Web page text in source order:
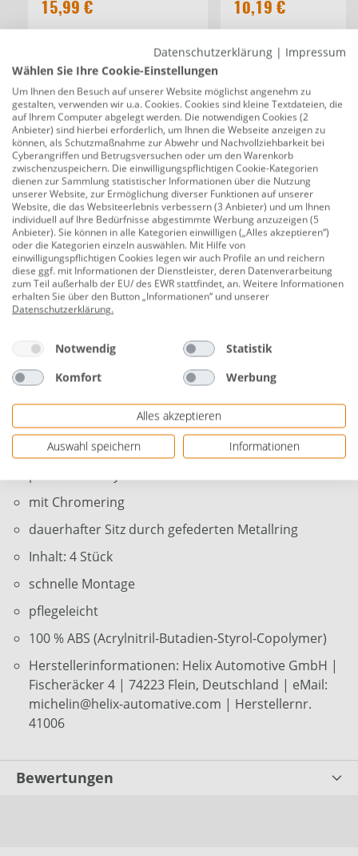
15,99 € 10,19 €
Michelin Radzierblenden Monique 38 cm
(15 Zoll) silber 4 Stück
Produktnummer:0680251912
Die Michelin Radzierblende Monique sorgt, dank des
integrierten Reflektors für zusätzliche Sicherheit im
Straßenverkehr. Das von Michelin patentierte System
ermöglicht während der Nacht und in den dunkleren
Jahreszeiten eine bessere visuelle Wahrnehmung der
anderen Fahrzeuge. Das NVS (Night-Vision-Security)-
System, welches unauffällig in die Mitte der Radkappe
integriert ist, reflektiert das Licht der Scheinwerfer von
Fahrzeugen, die sich Ihnen von der Seite her nähern.
Mit einem getesteten Reflektionsvermögen von bis zu
100 Metern, trägt das NVS-System zu einer deutlichen
Verbesserung der seitlichen Sichtbarkeit Ihres
Größe: 38 cm (15 Zoll)
integrierter Reflektor für zusätzliche Sicherheit -
mit Chromering
dauerhafter Sitz durch gefederten Metallring
Inhalt: 4 Stück
schnelle Montage
pflegeleicht
100 % ABS (Acrylnitril-Butadien-Styrol-Copolymer)
Herstellerinformationen: Helix Automotive GmbH |
Fischeräcker 4 | 74223 Flein, Deutschland | eMail:
michelin@helix-automative.com | Herstellernr.
41006
Bewertungen
Datenschutzerklärung | Impressum
Wählen Sie Ihre Cookie-Einstellungen
Um Ihnen den Besuch auf unserer Website möglichst angenehm zu
gestalten, verwenden wir u.a. Cookies. Cookies sind kleine Textdateien, die
auf Ihrem Computer abgelegt werden. Die notwendigen Cookies (2
Anbieter) sind hierbei erforderlich, um Ihnen die Webseite anzeigen zu
können, als Schutzmaßnahme zur Abwehr und Nachvollziehbarkeit bei
Cyberangriffen und Betrugsversuchen oder um den Warenkorb
zwischenzuspeichern. Die einwilligungspflichtigen Cookie-Kategorien
dienen zur Sammlung statistischer Informationen über die Nutzung
unserer Website, zur Ermöglichung diverser Funktionen auf unserer
Website, die das Websiteerlebnis verbessern (3 Anbieter) und um Ihnen
individuell auf Ihre Bedürfnisse abgestimmte Werbung anzuzeigen (5
Anbieter). Sie können in alle Kategorien einwilligen („Alles akzeptieren“)
oder die Kategorien einzeln auswählen. Mit Hilfe von
einwilligungspflichtigen Cookies legen wir auch Profile an und reichern
diese ggf. mit Informationen der Dienstleister, deren Datenverarbeitung
zum Teil außerhalb der EU/ des EWR stattfindet, an. Weitere Informationen
erhalten Sie über den Button „Informationen“ und unserer
Datenschutzerklärung.
Notwendig
Statistik
Komfort
Werbung
Alles akzeptieren
Auswahl speichern
Informationen